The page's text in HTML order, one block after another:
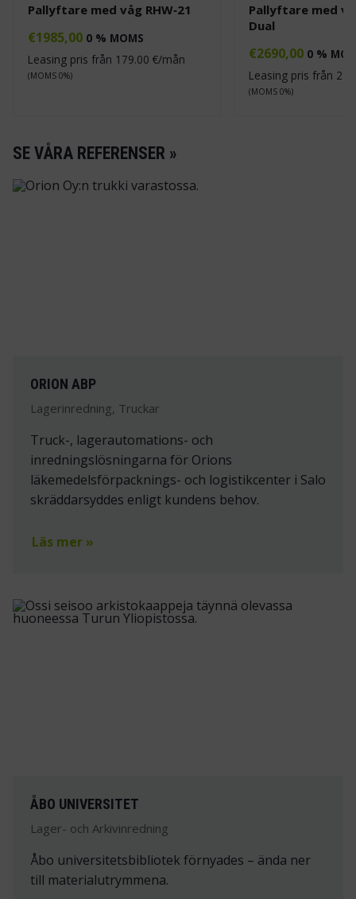
Pallyftare med våg RHW‑21
€1985,00 0 % MOMS
Leasing pris från 179.00 €/mån
(MOMS 0%)
Pallyftare med
Dual
€2690,00 0 %
Leasing pris från
(MOMS 0%)
SE VÅRA REFERENSER »
ORION ABP
Lagerinredning, Truckar
Truck-, lagerautomations- och
inredningslösningarna för Orions
läkemedelsförpacknings- och logistikcenter i Salo
skräddarsyddes enligt kundens behov.
Läs mer »
ÅBO UNIVERSITET
Lager- och Arkivinredning
Åbo universitetsbibliotek förnyades – ända ner
till materialutrymmena.